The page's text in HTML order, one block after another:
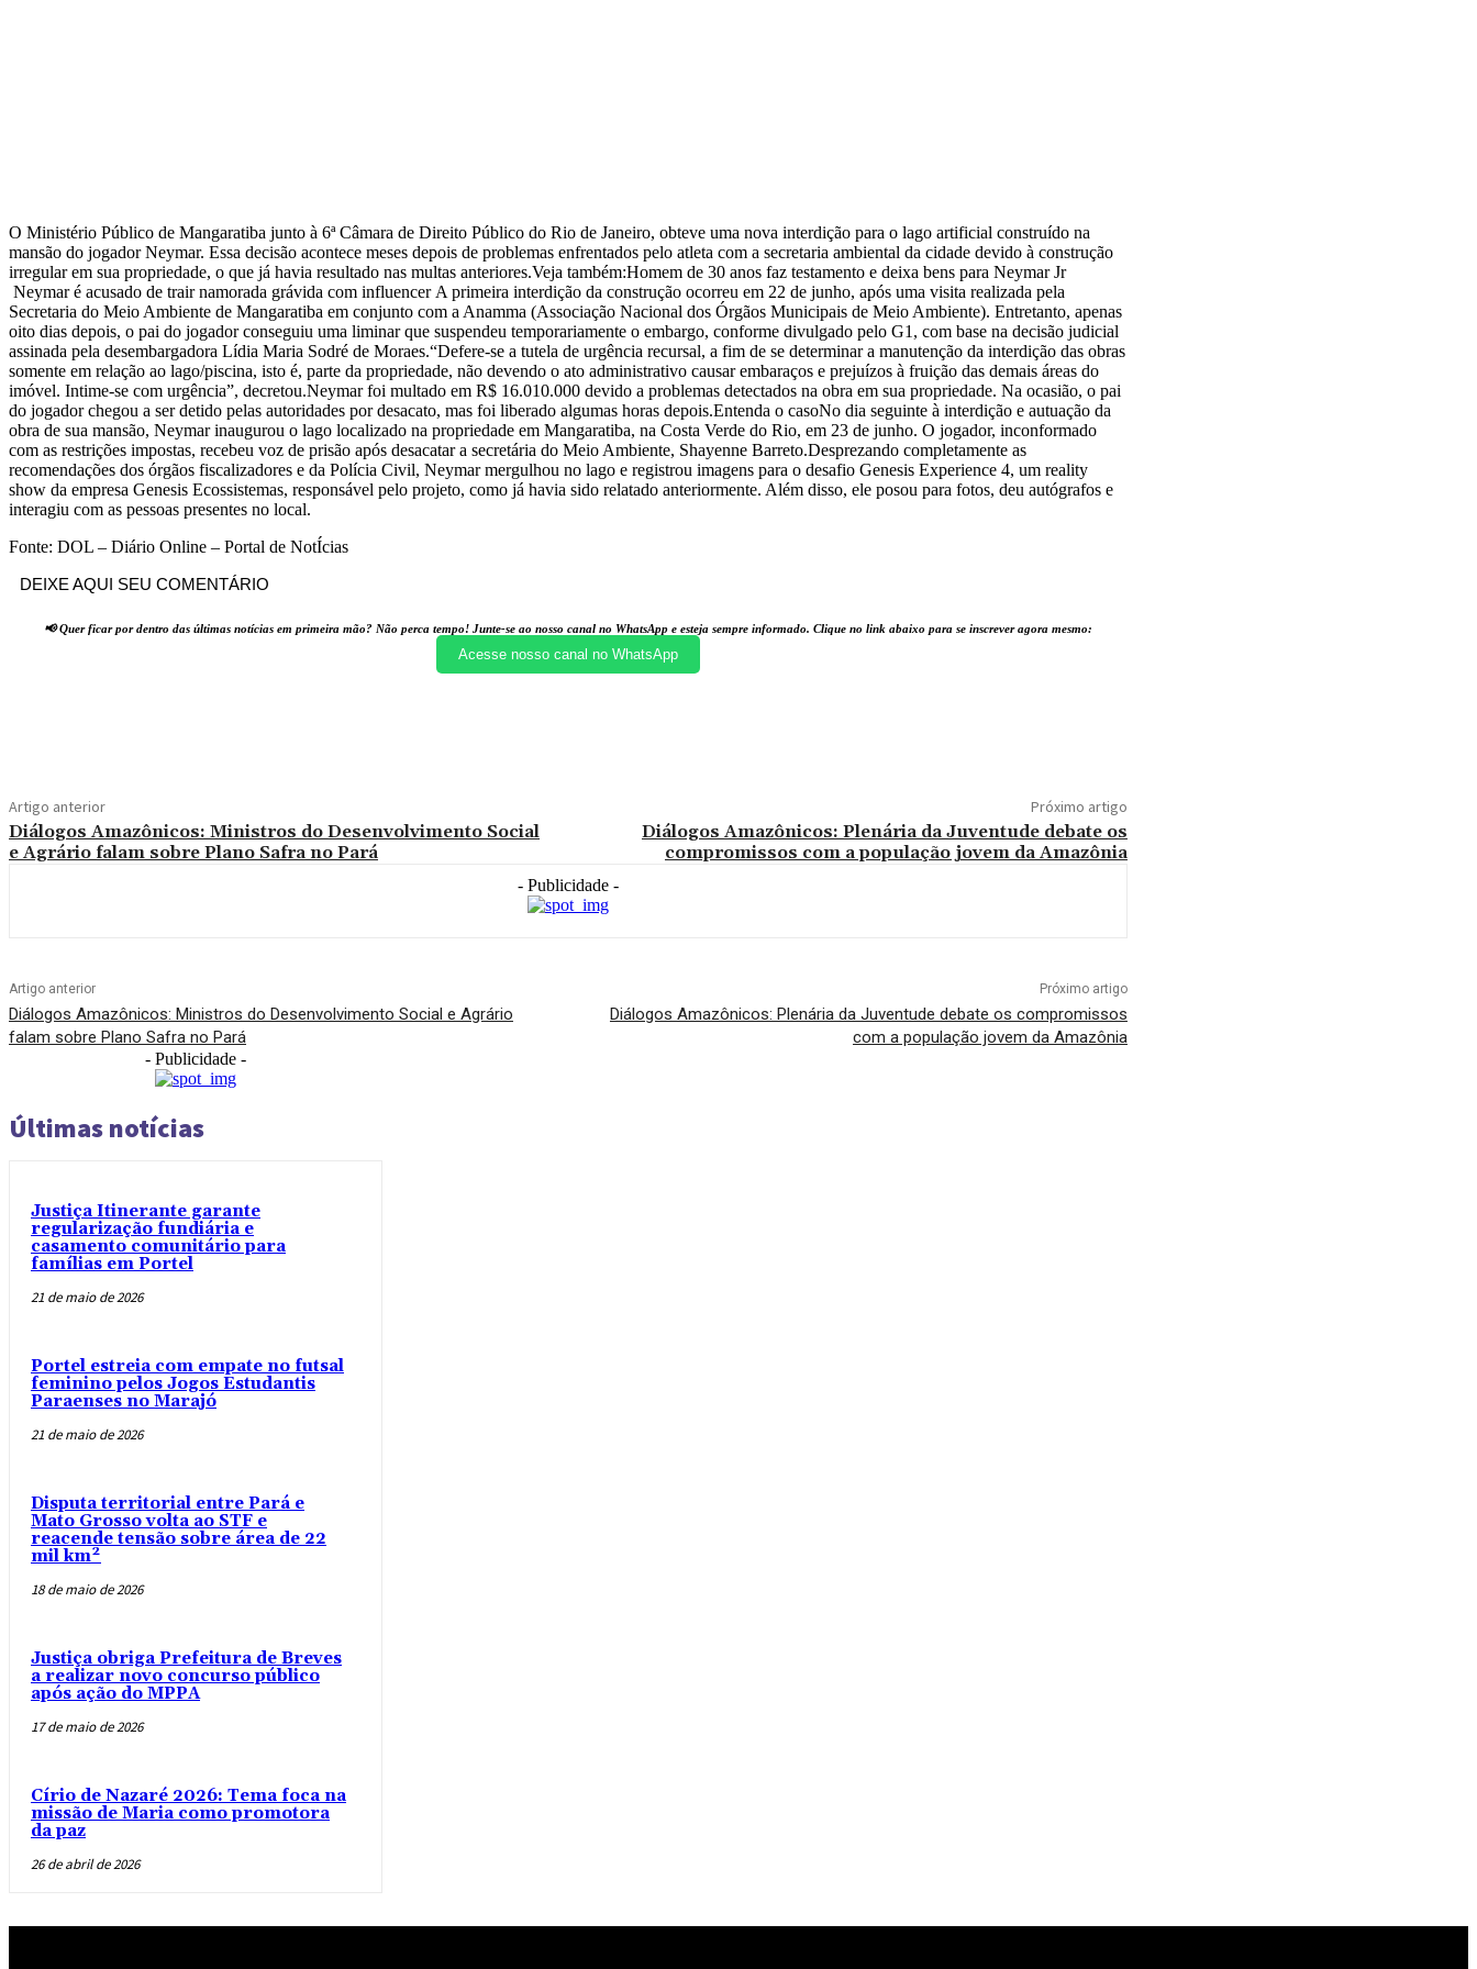
O Ministério Público de Mangaratiba junto à 6ª Câmara de Direito Público do Rio de Janeiro, obteve uma nova interdição para o lago artificial construído na
mansão do jogador Neymar. Essa decisão acontece meses depois de problemas enfrentados pelo atleta com a secretaria ambiental da cidade devido à construção
irregular em sua propriedade, o que já havia resultado nas multas anteriores.Veja também:Homem de 30 anos faz testamento e deixa bens para Neymar Jr
Neymar é acusado de trair namorada grávida com influencer A primeira interdição da construção ocorreu em 22 de junho, após uma visita realizada pela
Secretaria do Meio Ambiente de Mangaratiba em conjunto com a Anamma (Associação Nacional dos Órgãos Municipais de Meio Ambiente). Entretanto, apenas
oito dias depois, o pai do jogador conseguiu uma liminar que suspendeu temporariamente o embargo, conforme divulgado pelo G1, com base na decisão judicial
assinada pela desembargadora Lídia Maria Sodré de Moraes.“Defere-se a tutela de urgência recursal, a fim de se determinar a manutenção da interdição das obras
somente em relação ao lago/piscina, isto é, parte da propriedade, não devendo o ato administrativo causar embaraços e prejuízos à fruição das demais áreas do
imóvel. Intime-se com urgência”, decretou.Neymar foi multado em R$ 16.010.000 devido a problemas detectados na obra em sua propriedade. Na ocasião, o pai
do jogador chegou a ser detido pelas autoridades por desacato, mas foi liberado algumas horas depois.Entenda o casoNo dia seguinte à interdição e autuação da
obra de sua mansão, Neymar inaugurou o lago localizado na propriedade em Mangaratiba, na Costa Verde do Rio, em 23 de junho. O jogador, inconformado
com as restrições impostas, recebeu voz de prisão após desacatar a secretária do Meio Ambiente, Shayenne Barreto.Desprezando completamente as
recomendações dos órgãos fiscalizadores e da Polícia Civil, Neymar mergulhou no lago e registrou imagens para o desafio Genesis Experience 4, um reality
show da empresa Genesis Ecossistemas, responsável pelo projeto, como já havia sido relatado anteriormente. Além disso, ele posou para fotos, deu autógrafos e
interagiu com as pessoas presentes no local.
Fonte: DOL – Diário Online – Portal de NotÍcias
DEIXE AQUI SEU COMENTÁRIO
📢 Quer ficar por dentro das últimas notícias em primeira mão? Não perca tempo! Junte-se ao nosso canal no WhatsApp e esteja sempre informado. Clique no link abaixo para se inscrever agora mesmo:
Acesse nosso canal no WhatsApp
Artigo anterior
Diálogos Amazônicos: Ministros do Desenvolvimento Social
e Agrário falam sobre Plano Safra no Pará
Próximo artigo
Diálogos Amazônicos: Plenária da Juventude debate os
compromissos com a população jovem da Amazônia
- Publicidade -
Artigo anterior
Diálogos Amazônicos: Ministros do Desenvolvimento Social e Agrário
falam sobre Plano Safra no Pará
Próximo artigo
Diálogos Amazônicos: Plenária da Juventude debate os compromissos
com a população jovem da Amazônia
- Publicidade -
Últimas notícias
Justiça Itinerante garante
regularização fundiária e
casamento comunitário para
famílias em Portel
21 de maio de 2026
Portel estreia com empate no futsal
feminino pelos Jogos Estudantis
Paraenses no Marajó
21 de maio de 2026
Disputa territorial entre Pará e
Mato Grosso volta ao STF e
reacende tensão sobre área de 22
mil km²
18 de maio de 2026
Justiça obriga Prefeitura de Breves
a realizar novo concurso público
após ação do MPPA
17 de maio de 2026
Círio de Nazaré 2026: Tema foca na
missão de Maria como promotora
da paz
26 de abril de 2026